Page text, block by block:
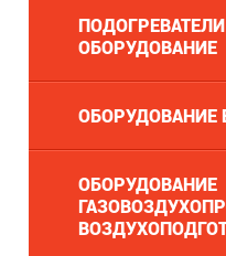
ОБОРУДОВАНИЕ
ОБОРУДОВАНИЕ
ОБОРУДОВАНИЕ